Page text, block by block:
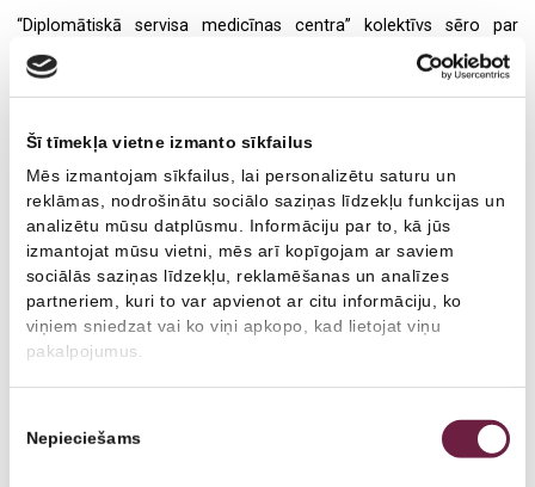
Šī tīmekļa vietne izmanto sīkfailus
Mēs izmantojam sīkfailus, lai personalizētu saturu un
reklāmas, nodrošinātu sociālo saziņas līdzekļu funkcijas un
analizētu mūsu datplūsmu. Informāciju par to, kā jūs
izmantojat mūsu vietni, mēs arī kopīgojam ar saviem
sociālās saziņas līdzekļu, reklamēšanas un analīzes
partneriem, kuri to var apvienot ar citu informāciju, ko
viņiem sniedzat vai ko viņi apkopo, kad lietojat viņu
pakalpojumus.
izvēle
Nepieciešams
Fizioterapija
Ultrasonogrāfija
Radioloģiskie izmeklējumi
Kardioloģija
Ģimenes ārsts/arodārsts
Imunoloģija
Neiroloģija
Psihiatrija
Radiologs
Ultrasonogrāfijas speciālists
Fizioterapeits
Ģimenes ārsts
Oftalmologs
Neirologs
Psihiatrs
Imunologs
“Diplomātiskā servisa medicīnas centra” kolektīvs sēro par
ilggadējas kolēģes – ārstes ginekoloģes, seksoloģes un
hipnopsihoterapeites
aiziešanu mūžībā.
“Diplomātiskā servisa medicīnas centrā”, kas ir “Veselības centrs
4” grupas uzņēmums, dr. Aija Tula-Rijkure nostrādāja ilgus gadus,
iemantojot kolēģu cieņu un pacientu uzticību.
Paturēsim labo, atsaucīgo un harizmātisko kolēģi gaišā piemiņā!
Latvijas Ginekologu un dzemdību speciālistu asociācija pēc
ilgstošas cīņas ar nepielūdzamu slimību mūžībā aizgājušo
profesionālu un iejūtīgu ārsti, lojālu un atbalstošu kolēģi un
spilgtu personību, kuras gribasspēka un uzņēmības priekšā